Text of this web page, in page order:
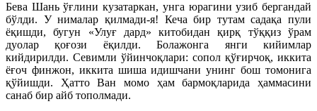
Бева Шань ўғлини кузатаркан, унга юрагини узиб бергандай
бўлди. У нималар қилмади-я! Кеча бир тутам садақа пули
ёқишди, бугун «Улуғ дард» китобидан қирқ тўққиз ўрам
дуолар қоғози ёқилди. Болажонга янги кийимлар
кийдирилди. Севимли ўйинчоқлари: сопол қўғирчоқ, иккита
ёғоч финжон, иккита шиша идишчани унинг бош томонига
қўйишди. Ҳатто Ван момо ҳам бармоқларида ҳаммасини
санаб бир айб тополмади.